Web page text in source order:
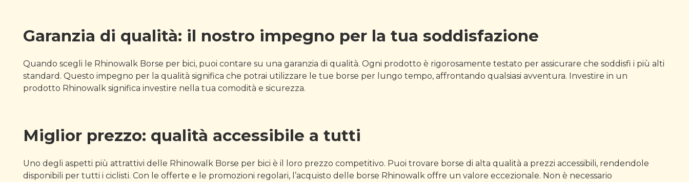
Garanzia di qualità: il nostro impegno per la tua soddisfazione
Quando scegli le Rhinowalk Borse per bici, puoi contare su una garanzia di qualità. Ogni prodotto è rigorosamente testato per assicurare che soddisfi i più alti
standard. Questo impegno per la qualità significa che potrai utilizzare le tue borse per lungo tempo, affrontando qualsiasi avventura. Investire in un
prodotto Rhinowalk significa investire nella tua comodità e sicurezza.
Miglior prezzo: qualità accessibile a tutti
Uno degli aspetti più attrattivi delle Rhinowalk Borse per bici è il loro prezzo competitivo. Puoi trovare borse di alta qualità a prezzi accessibili, rendendole
disponibili per tutti i ciclisti. Con le offerte e le promozioni regolari, l’acquisto delle borse Rhinowalk offre un valore eccezionale. Non è necessario